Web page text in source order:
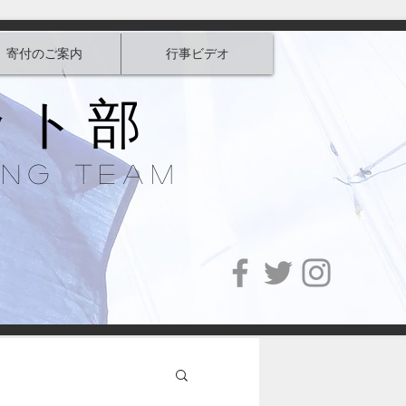
寄付のご案内 行事ビデオ
部
Team